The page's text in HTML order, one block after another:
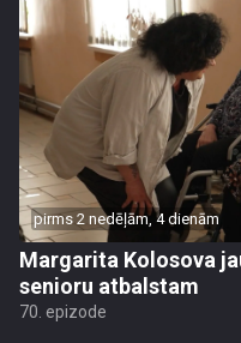
pirms 2 nedēļām, 4 dienām
Margarita Kolosova
senioru atbalstam
70. epizode